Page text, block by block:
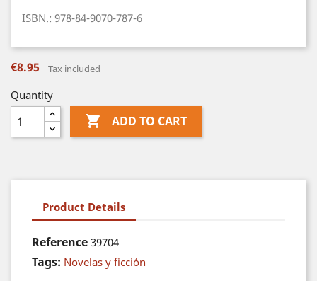
ISBN.: 978-84-9070-787-6
€8.95 Tax included
Quantity
 ADD TO CART
Product Details
Reference 39704
Tags: Novelas y ficción